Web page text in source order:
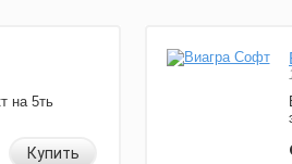
на 5ть
Купить